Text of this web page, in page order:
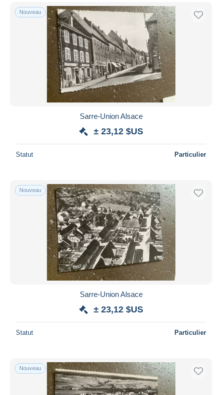
Nouveau
Sarre-Union Alsace
± 23,12 $US
Statut Particulier
Nouveau
Sarre-Union Alsace
± 23,12 $US
Statut Particulier
Nouveau